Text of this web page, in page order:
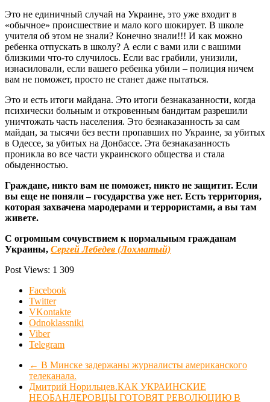
Это не единичный случай на Украине, это уже входит в
«обычное» происшествие и мало кого шокирует. В школе
учителя об этом не знали? Конечно знали!!! И как можно
ребенка отпускать в школу? А если с вами или с вашими
близкими что-то случилось. Если вас грабили, унизили,
изнасиловали, если вашего ребенка убили – полиция ничем
вам не поможет, просто не станет даже пытаться.
Это и есть итоги майдана. Это итоги безнаказанности, когда
психически больным и откровенным бандитам разрешили
уничтожать часть населения. Это безнаказанность за сам
майдан, за тысячи без вести пропавших по Украине, за убитых
в Одессе, за убитых на Донбассе. Эта безнаказанность
проникла во все части украинского общества и стала
обыденностью.
Граждане, никто вам не поможет, никто не защитит. Если
вы еще не поняли – государства уже нет. Есть территория,
которая захвачена мародерами и террористами, а вы там
живете.
С огромным сочувствием к нормальным гражданам
Украины, Сергей Лебедев (Лохматый)
Post Views: 1 309
Facebook
Twitter
VKontakte
Odnoklassniki
Viber
Telegram
← В Минске задержаны журналисты американского
телеканала.
Дмитрий Норильцев.КАК УКРАИНСКИЕ
НЕОБАНДЕРОВЦЫ ГОТОВЯТ РЕВОЛЮЦИЮ В